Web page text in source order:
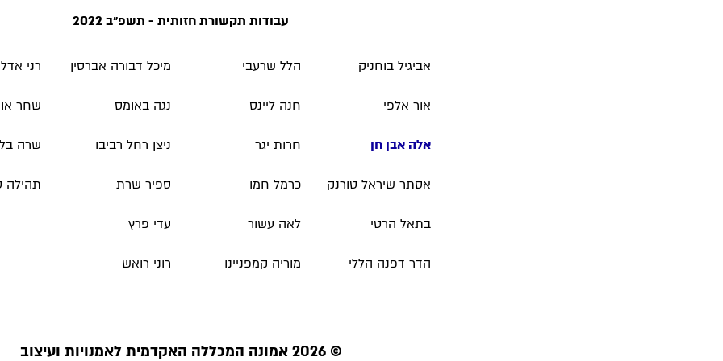
עבודות תקשורת חזותית - תשפ״ב 2022
אביגיל בוחניק
אור אלפי
אלה אבן חן
אסתר שיראל טורנק
בתאל הרטי
הדר דפנה הללי
הלל שרעבי
חנה ליינס
חרות יגר
כרמל חמו
לאה עשור
מוריה קמפניינו
מיכל דבורה אברסין
נגה באומס
ניצן רחל רביבו
ספיר שרת
עדי פרץ
רוני רואש
רני
שחר
שרה
תהילה
© 2026 אמונה המכללה האקדמית לאמנויות ועיצוב